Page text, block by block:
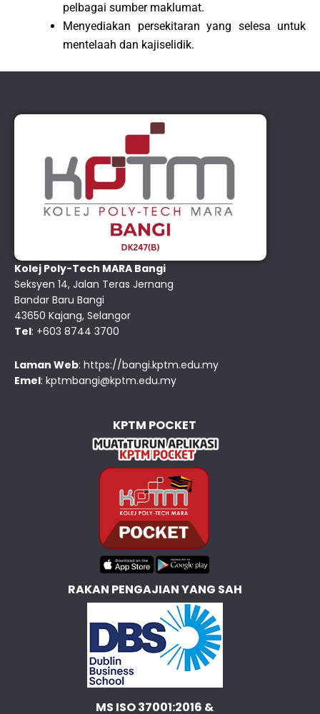
pelbagai sumber maklumat.
Menyediakan persekitaran yang selesa untuk
mentelaah dan kajiselidik.
Kolej Poly-Tech MARA Bangi
Seksyen 14, Jalan Teras Jernang
Bandar Baru Bangi
43650 Kajang, Selangor
Tel: +603 8744 3700
Laman Web: https://bangi.kptm.edu.my
Emel: kptmbangi@kptm.edu.my
KPTM POCKET
RAKAN PENGAJIAN YANG SAH
MS ISO 37001:2016 &